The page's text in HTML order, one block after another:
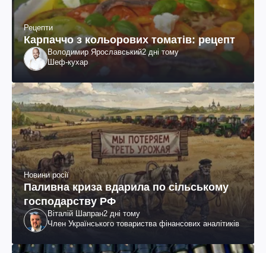
Рецепти
Карпаччо з кольорових томатів: рецепт
Володимир Ярославський2 дні тому
Шеф-кухар
Новини росії
Паливна криза вдарила по сільському
господарству РФ
Віталій Шапран2 дні тому
Член Українського товариства фінансових аналітиків